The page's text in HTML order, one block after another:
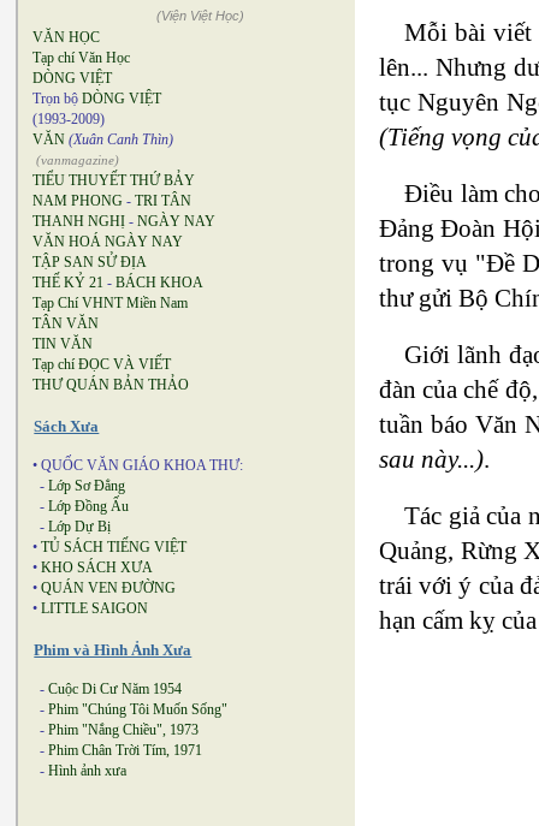
(Viện Việt Học)
VĂN HỌC
Tạp chí Văn Học
DÒNG VIỆT
Trọn bộ DÒNG VIỆT
(1993-2009)
VĂN (Xuân Canh Thìn)
(vanmagazine)
TIỂU THUYẾT THỨ BẢY
NAM PHONG - TRI TÂN
THANH NGHỊ - NGÀY NAY
VĂN HOÁ NGÀY NAY
TẬP SAN SỬ ĐỊA
THẾ KỶ 21 - BÁCH KHOA
Tạp Chí VHNT Miền Nam
TÂN VĂN
TIN VĂN
Tạp chí ĐỌC VÀ VIẾT
THƯ QUÁN BẢN THẢO
Sách Xưa
• QUỐC VĂN GIÁO KHOA THƯ:
- Lớp Sơ Đẳng
- Lớp Đồng Ấu
- Lớp Dự Bị
• TỦ SÁCH TIẾNG VIỆT
• KHO SÁCH XƯA
• QUÁN VEN ĐƯỜNG
• LITTLE SAIGON
Phim và Hình Ảnh Xưa
- Cuộc Di Cư Năm 1954
- Phim "Chúng Tôi Muốn Sống"
- Phim "Nắng Chiều", 1973
- Phim Chân Trời Tím, 1971
- Hình ảnh xưa
Mỗi bài viết
lên... Nhưng
tục Nguyên
(Tiếng vọng
Điều làm
Đảng Đoàn Hội
trong vụ "Đề
thư gửi Bộ
Giới lãnh
đàn của chế
tuần báo Văn
sau này...).
Tác giả của
Quảng, Rừng
trái với ý của
hạn cấm kỵ